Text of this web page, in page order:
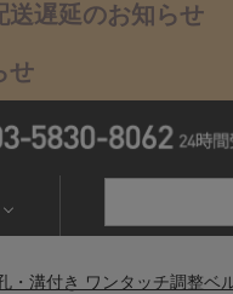
送遅延のお知らせ
せ
溝付き ワンタッチ調整ベ